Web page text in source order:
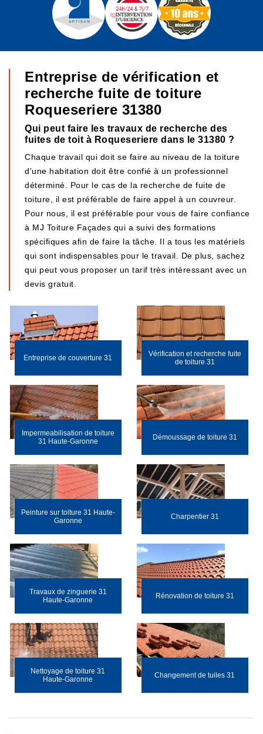
Entreprise de vérification et
recherche fuite de toiture
Roqueseriere 31380
Qui peut faire les travaux de recherche des
fuites de toit à Roqueseriere dans le 31380 ?
Chaque travail qui doit se faire au niveau de la toiture
d'une habitation doit être confié à un professionnel
déterminé. Pour le cas de la recherche de fuite de
toiture, il est préférable de faire appel à un couvreur.
Pour nous, il est préférable pour vous de faire confiance
à MJ Toiture Façades qui a suivi des formations
spécifiques afin de faire la tâche. Il a tous les matériels
qui sont indispensables pour le travail. De plus, sachez
qui peut vous proposer un tarif très intéressant avec un
devis gratuit.
Entreprise de couverture 31
Vérification et recherche fuite
de toiture 31
Impermeabilisation de toiture
31 Haute-Garonne
Démoussage de toiture 31
Peinture sur toiture 31 Haute-
Garonne
Charpentier 31
Travaux de zinguerie 31
Haute-Garonne
Rénovation de toiture 31
Nettoyage de toiture 31
Haute-Garonne
Changement de tuiles 31